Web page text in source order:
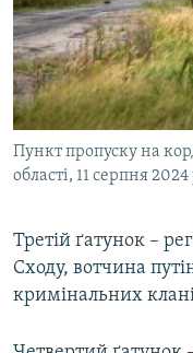
Пункт пропуску на
області, 11 серпня
Третій ґатунок –
Сходу, вотчина
кримінальних